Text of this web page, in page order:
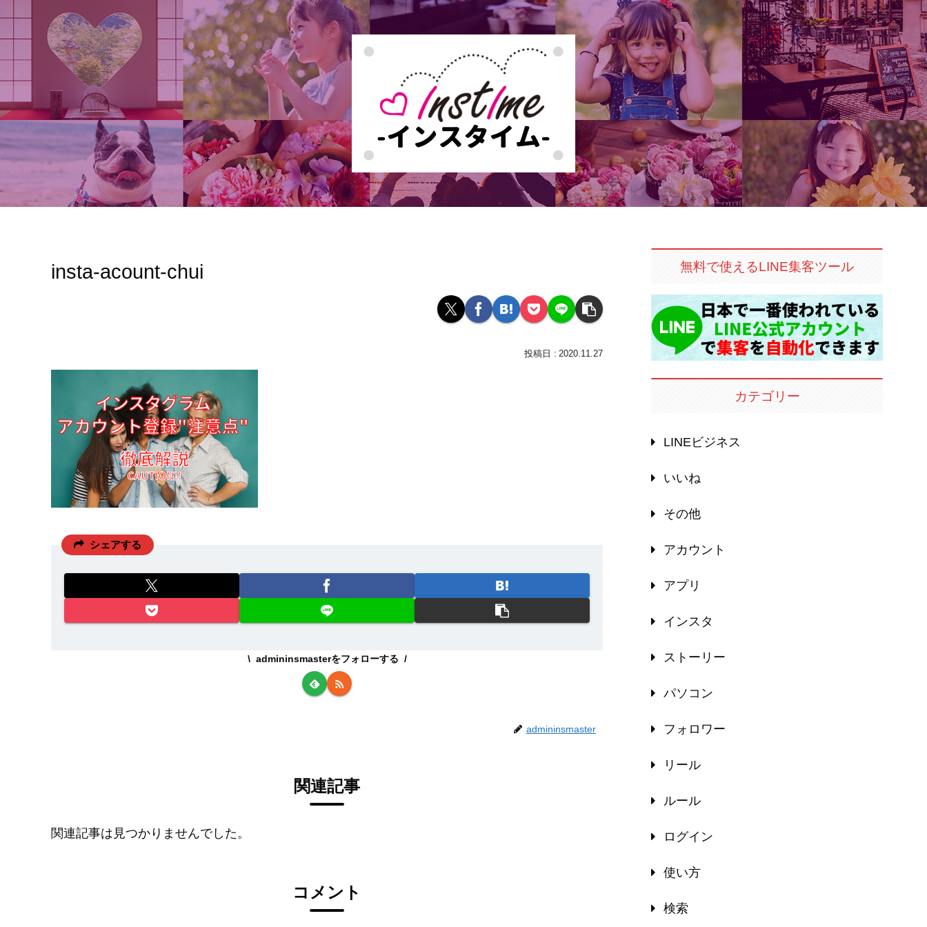
insta-acount-chui
2020.11.27
シェアする
admininsmasterをフォローする
admininsmaster
関連記事
関連記事は見つかりませんでした。
コメント
無料で使えるLINE集客ツール
カテゴリー
LINEビジネス
いいね
その他
アカウント
アプリ
インスタ
ストーリー
パソコン
フォロワー
リール
ルール
ログイン
使い方
検索